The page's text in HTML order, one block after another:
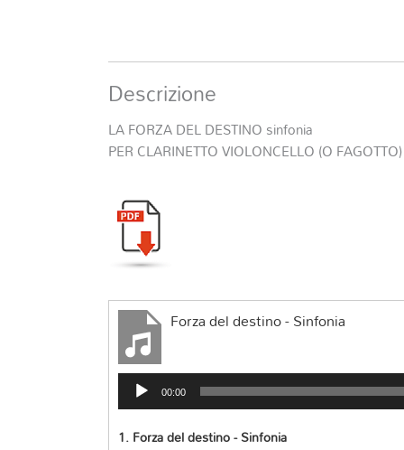
Descrizione
LA FORZA DEL DESTINO sinfonia
PER CLARINETTO VIOLONCELLO (O
Forza del destino - Sinfonia
Audio
Player 00:00
1.Forza del destino - Sinfonia